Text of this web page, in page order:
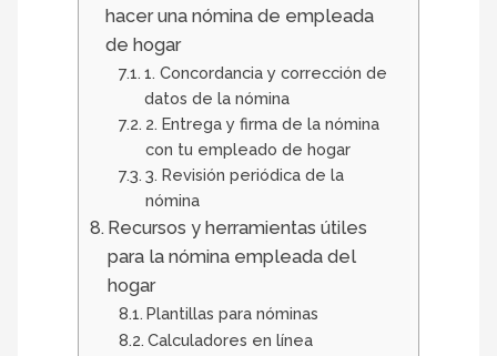
hacer una nómina de empleada
de hogar
1. Concordancia y corrección de
datos de la nómina
2. Entrega y firma de la nómina
con tu empleado de hogar
3. Revisión periódica de la
nómina
Recursos y herramientas útiles
para la nómina empleada del
hogar
Plantillas para nóminas
Calculadores en línea